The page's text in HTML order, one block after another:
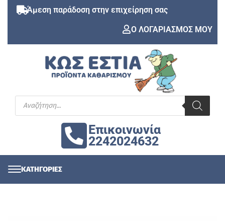
Άμεση παράδοση στην επιχείρηση σας
Ο ΛΟΓΑΡΙΑΣΜΟΣ ΜΟΥ
Επικοινωνία
2242024632